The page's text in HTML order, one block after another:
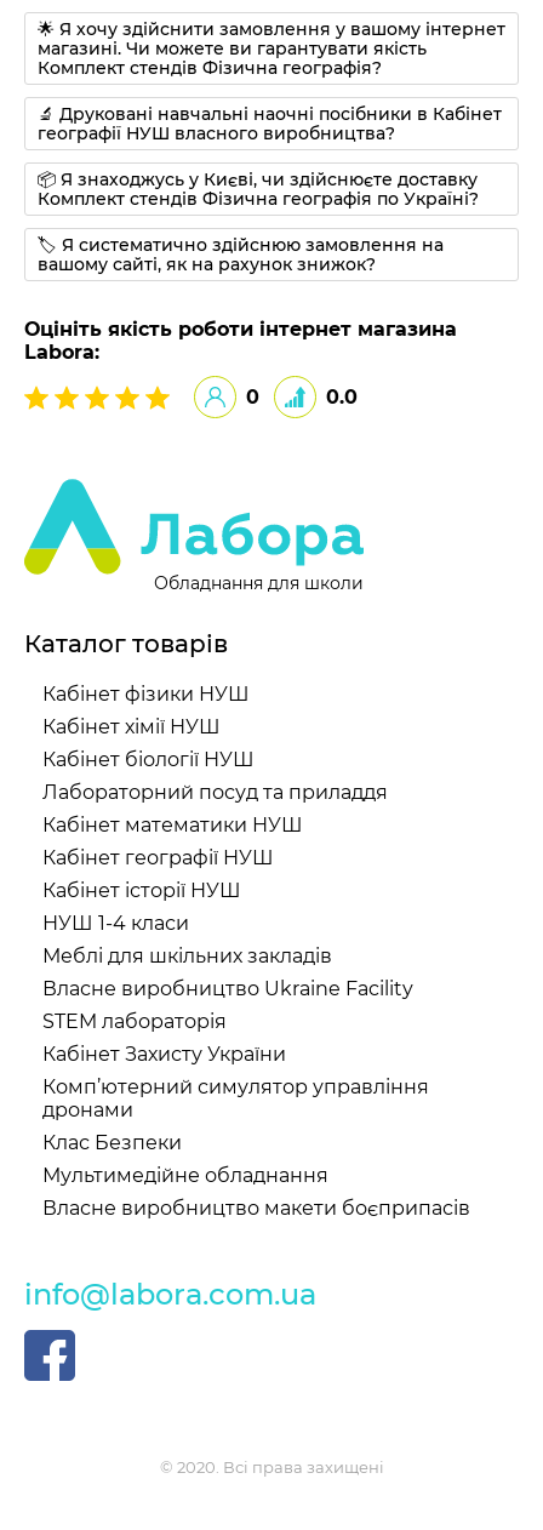
🌟 Я хочу здійснити замовлення у вашому інтернет
магазині. Чи можете ви гарантувати якість
Комплект стендів Фізична географія?
🔬 Друковані навчальні наочні посібники в Кабінет
географії НУШ власного виробництва?
📦 Я знаходжусь у Києві, чи здійснюєте доставку
Комплект стендів Фізична географія по Україні?
🏷 Я систематично здійснюю замовлення на
вашому сайті, як на рахунок знижок?
Оцініть якість роботи інтернет магазина
Labora:
0
0.0
Обладнання для школи
Каталог товарів
Кабінет фізики НУШ
Кабінет хімії НУШ
Кабінет біології НУШ
Лабораторний посуд та приладдя
Кабінет математики НУШ
Кабінет географії НУШ
Кабінет історії НУШ
НУШ 1-4 класи
Меблі для шкільних закладів
Власне виробництво Ukraine Facility
STEM лабораторія
Кабінет Захисту України
Комп’ютерний симулятор управління
дронами
Клас Безпеки
Мультимедійне обладнання
Власне виробництво макети боєприпасів
info@labora.com.ua
© 2020. Всі права захищені